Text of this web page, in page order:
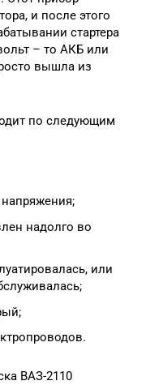
и после этого
стартера
– то АКБ или
вышла из
по следующим
напряжения;
надолго во
или
ВАЗ-2110